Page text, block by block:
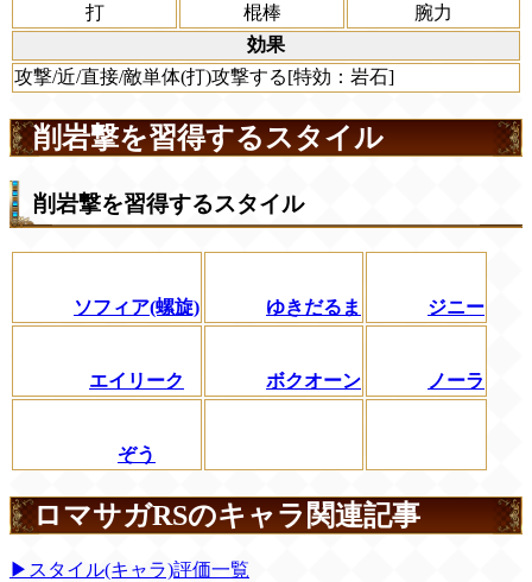
打
棍棒
腕力
効果
攻撃/近/直接/敵単体(打)攻撃する[特効：岩石]
削岩撃を習得するスタイル
削岩撃を習得するスタイル
ソフィア(螺旋) ゆきだるま ジニー
エイリーク ボクオーン ノーラ
ぞう
ロマサガRSのキャラ関連記事
▶スタイル(キャラ)評価一覧